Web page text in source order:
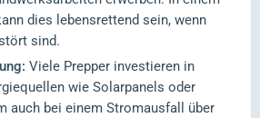
dies lebensrettend sein, wenn
sind.
Viele Prepper investieren in
wie Solarpanels oder
auch bei einem Stromausfall über